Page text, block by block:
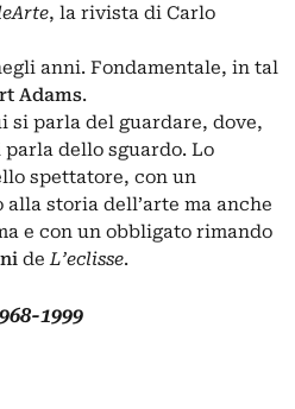
, la rivista di Carlo
anni. Fondamentale, in tal
Adams.
si parla del guardare, dove,
dello sguardo. Lo
spettatore, con un
storia dell’arte ma anche
e con un obbligato rimando
de L’eclisse.
1999